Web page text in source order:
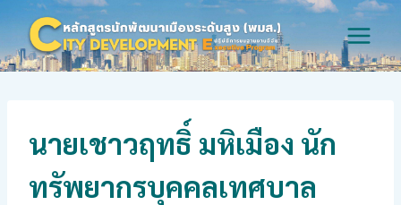
content
นายเชาวฤทธิ์ มหิเมือง นัก
ทรัพยากรบุคคลเทศบาล